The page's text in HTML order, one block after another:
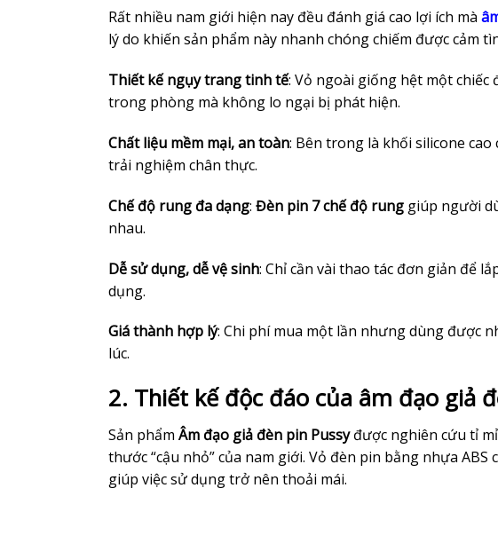
Rất nhiều nam giới hiện nay đều đánh giá cao lợi ích mà
lý do khiến sản phẩm này nhanh chóng chiếm được cảm
Thiết kế ngụy trang tinh tế: Vỏ ngoài giống hệt một
trong phòng mà không lo ngại bị phát hiện.
Chất liệu mềm mại, an toàn: Bên trong là khối silicone
trải nghiệm chân thực.
Chế độ rung đa dạng: Đèn pin 7 chế độ rung giúp người
nhau.
Dễ sử dụng, dễ vệ sinh: Chỉ cần vài thao tác đơn giản để
dụng.
Giá thành hợp lý: Chi phí mua một lần nhưng dùng được
lúc.
2. Thiết kế độc đáo của âm đạo giả
Sản phẩm Âm đạo giả đèn pin Pussyđược nghiên cứu tỉ
thước “cậu nhỏ” của nam giới. Vỏ đèn pin bằng nhựa
giúp việc sử dụng trở nên thoải mái.